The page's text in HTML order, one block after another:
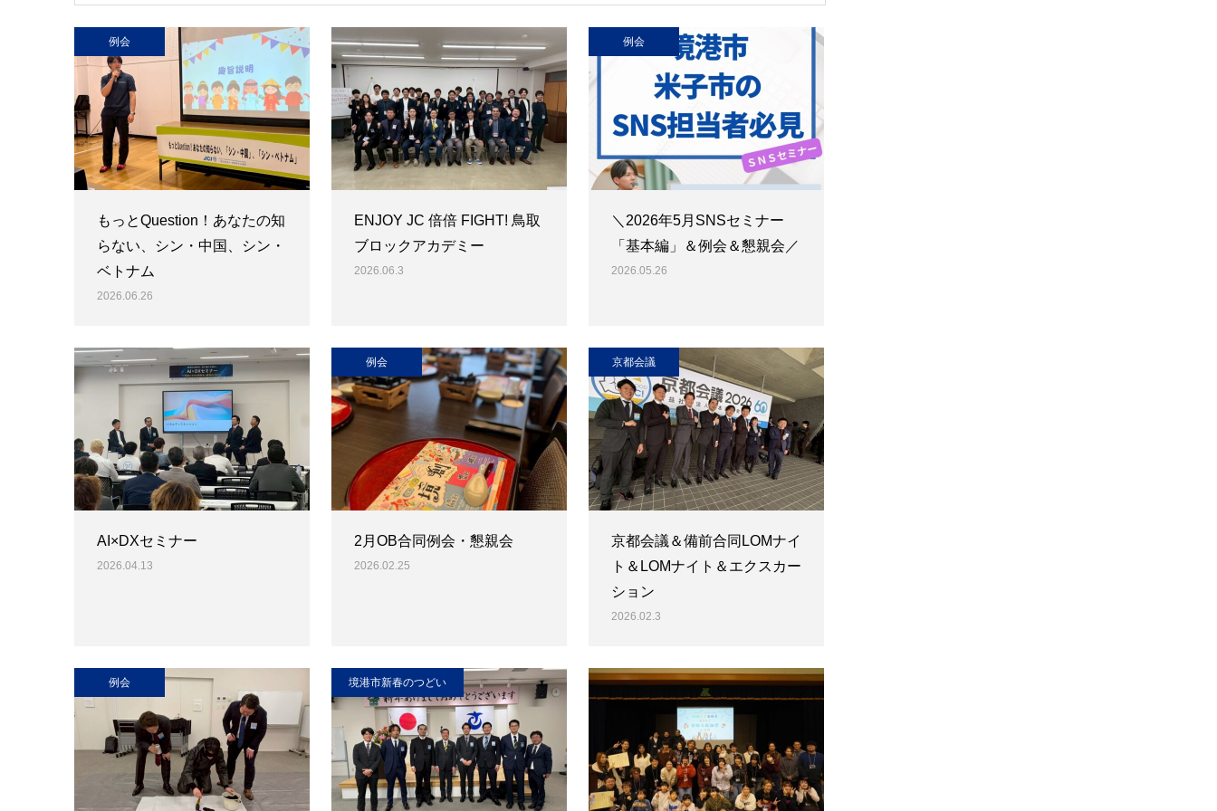
例会
もっとQuestion！あなたの知
らない、シン・中国、シン・
ベトナム
2026.06.26
ENJOY JC 倍倍 FIGHT! 鳥取
ブロックアカデミー
2026.06.3
例会
＼2026年5月SNSセミナー
「基本編」＆例会＆懇親会／
2026.05.26
AI×DXセミナー
2026.04.13
例会
2月OB合同例会・懇親会
2026.02.25
京都会議
京都会議＆備前合同LOMナイ
ト＆LOMナイト＆エクスカー
ション
2026.02.3
例会 境港市新春のつどい